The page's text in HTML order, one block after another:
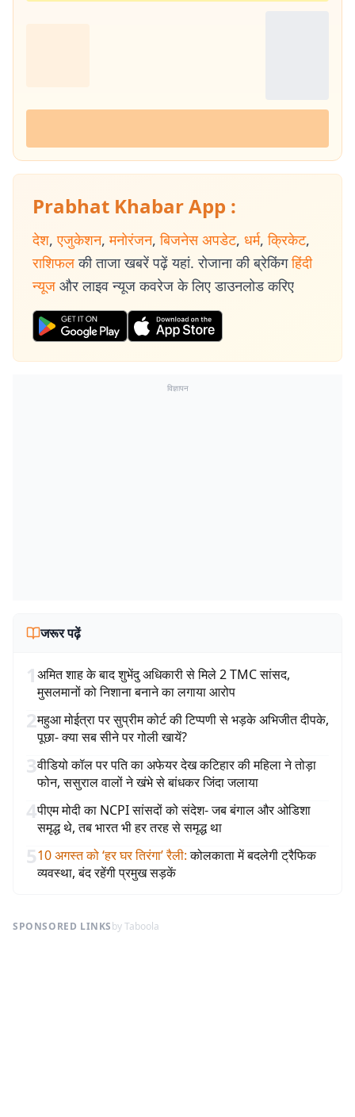
Prabhat Khabar App :
देश, एजुकेशन, मनोरंजन, बिजनेस अपडेट, धर्म, क्रिकेट,
राशिफल की ताजा खबरें पढ़ें यहां. रोजाना की ब्रेकिंग हिंदी
न्यूज और लाइव न्यूज कवरेज के लिए डाउनलोड करिए
विज्ञापन
जरूर पढ़ें
1अमित शाह के बाद शुभेंदु अधिकारी से मिले 2 TMC सांसद,
मुसलमानों को निशाना बनाने का लगाया आरोप
2महुआ मोईत्रा पर सुप्रीम कोर्ट की टिप्पणी से भड़के अभिजीत दीपके,
पूछा- क्या सब सीने पर गोली खायें?
3वीडियो कॉल पर पति का अफेयर देख कटिहार की महिला ने तोड़ा
फोन, ससुराल वालों ने खंभे से बांधकर जिंदा जलाया
4पीएम मोदी का NCPI सांसदों को संदेश- जब बंगाल और ओडिशा
समृद्ध थे, तब भारत भी हर तरह से समृद्ध था
510 अगस्त को ‘हर घर तिरंगा’ रैली: कोलकाता में बदलेगी ट्रैफिक
व्यवस्था, बंद रहेंगी प्रमुख सड़कें
SPONSORED LINKSby Taboola